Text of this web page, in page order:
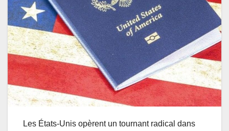
Les États-Unis opèrent un tournant radical dans